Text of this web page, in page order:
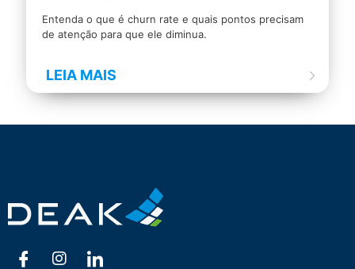
Entenda o que é churn rate e quais pontos precisam
de atenção para que ele diminua.
LEIA MAIS